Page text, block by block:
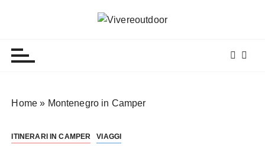
Home » Montenegro in Camper
ITINERARI IN CAMPER VIAGGI